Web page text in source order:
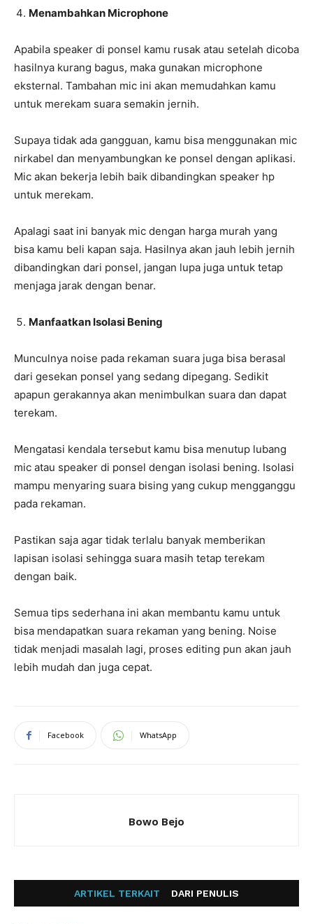
Menambahkan Microphone
Apabila speaker di ponsel kamu rusak atau setelah dicoba
hasilnya kurang bagus, maka gunakan microphone
eksternal. Tambahan mic ini akan memudahkan kamu
untuk merekam suara semakin jernih.
Supaya tidak ada gangguan, kamu bisa menggunakan mic
nirkabel dan menyambungkan ke ponsel dengan aplikasi.
Mic akan bekerja lebih baik dibandingkan speaker hp
untuk merekam.
Apalagi saat ini banyak mic dengan harga murah yang
bisa kamu beli kapan saja. Hasilnya akan jauh lebih jernih
dibandingkan dari ponsel, jangan lupa juga untuk tetap
menjaga jarak dengan benar.
Manfaatkan Isolasi Bening
Munculnya noise pada rekaman suara juga bisa berasal
dari gesekan ponsel yang sedang dipegang. Sedikit
apapun gerakannya akan menimbulkan suara dan dapat
terekam.
Mengatasi kendala tersebut kamu bisa menutup lubang
mic atau speaker di ponsel dengan isolasi bening. Isolasi
mampu menyaring suara bising yang cukup mengganggu
pada rekaman.
Pastikan saja agar tidak terlalu banyak memberikan
lapisan isolasi sehingga suara masih tetap terekam
dengan baik.
Semua tips sederhana ini akan membantu kamu untuk
bisa mendapatkan suara rekaman yang bening. Noise
tidak menjadi masalah lagi, proses editing pun akan jauh
lebih mudah dan juga cepat.
Facebook WhatsApp
Bowo Bejo
ARTIKEL TERKAIT DARI PENULIS